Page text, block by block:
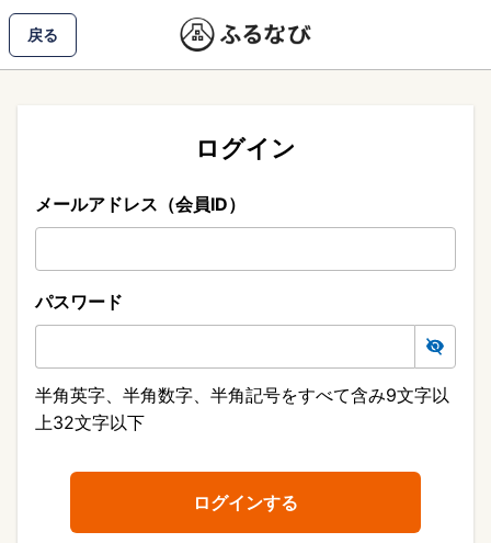
戻る
ログイン
メールアドレス（会員ID）
パスワード
半角英字、半角数字、半角記号をすべて含み9文字以
上32文字以下